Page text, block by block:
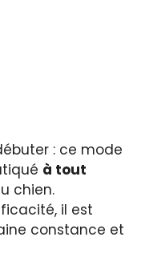
: ce mode
à tout
chien.
il est
constance et